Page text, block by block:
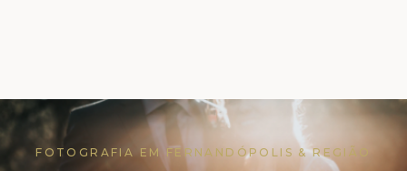
FOTOGRAFIA EM FERNANDÓPOLIS & REGIÃO